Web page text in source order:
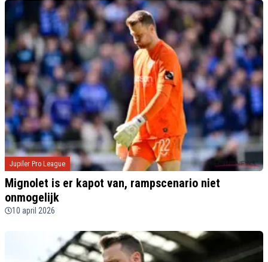
Jupiler Pro League
Mignolet is er kapot van, rampscenario niet
onmogelijk
10 april 2026